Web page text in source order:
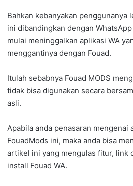
Bahkan kebanyakan penggunanya
ini dibandingkan dengan
mulai meninggalkan aplikasi WA
menggantinya dengan Fouad.
Itulah sebabnya Fouad MODS
tidak bisa digunakan secara
asli.
Apabila anda penasaran mengenai
FouadMods ini, maka anda bisa
artikel ini yang mengulas fitur, link
install Fouad WA.